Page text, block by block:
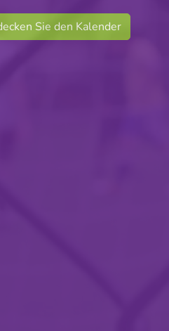
Sie den Kalender